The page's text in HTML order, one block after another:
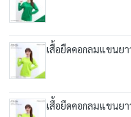
เสื้อยืดคอกลมแขนย
เสื้อยืดคอกลมแขนย